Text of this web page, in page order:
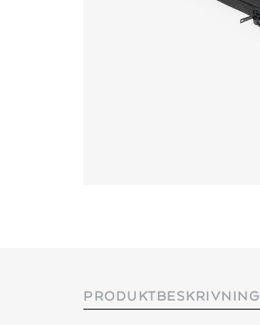
PRODUKTBESKRIVNING